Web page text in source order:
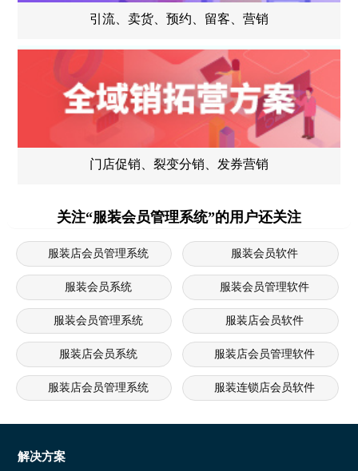
引流、卖货、预约、留客、营销
门店促销、裂变分销、发券营销
关注“服装会员管理系统”的用户还关注
服装店会员管理系统 服装会员软件
服装会员系统 服装会员管理软件
服装会员管理系统 服装店会员软件
服装店会员系统 服装店会员管理软件
服装店会员管理系统 服装连锁店会员软件
服装连锁店会员管理系统
解决方案